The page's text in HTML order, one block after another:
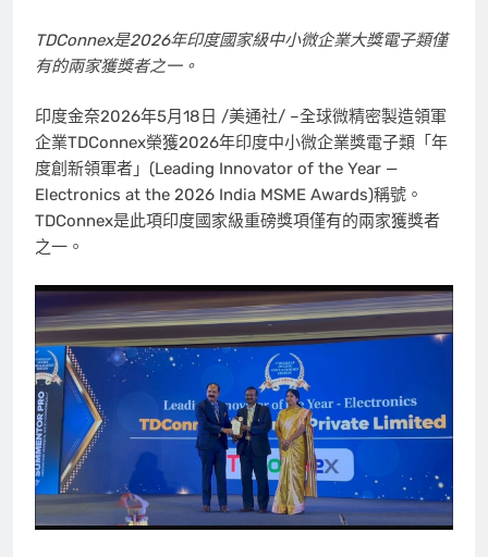
TDConnex是2026年印度國家級中小微企業大獎電子類僅
有的兩家獲獎者之一。
印度金奈2026年5月18日 /美通社/ –全球微精密製造領軍
企業TDConnex榮獲2026年印度中小微企業獎電子類「年
度創新領軍者」(Leading Innovator of the Year —
Electronics at the 2026 India MSME Awards)稱號。
TDConnex是此項印度國家級重磅獎項僅有的兩家獲獎者
之一。